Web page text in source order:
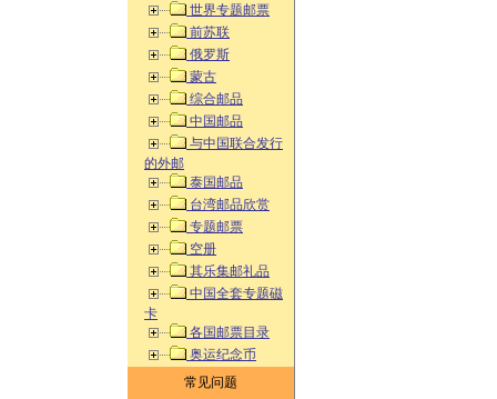
世界专题邮票
前苏联
俄罗斯
蒙古
综合邮品
中国邮品
与中国联合发行
的外邮
泰国邮品
台湾邮品欣赏
专题邮票
空册
其乐集邮礼品
中国全套专题磁
卡
各国邮票目录
奥运纪念币
常见问题